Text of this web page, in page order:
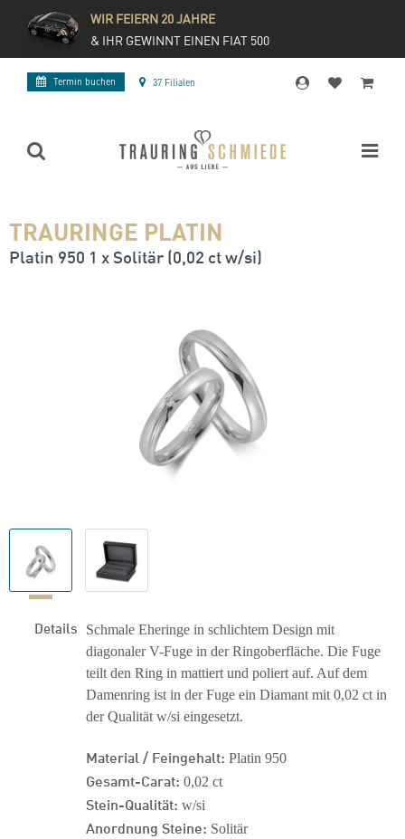
WIR FEIERN 20 JAHRE
& IHR GEWINNT EINEN FIAT 500
Termin buchen 37 Filialen
TRAURINGE PLATIN
Platin 950 1 x Solitär (0,02 ct w/si)
Details
Schmale Eheringe in schlichtem Design mit
diagonaler V-Fuge in der Ringoberfläche. Die Fuge
teilt den Ring in mattiert und poliert auf. Auf dem
Damenring ist in der Fuge ein Diamant mit 0,02 ct in
der Qualität w/si eingesetzt.
Material / Feingehalt: Platin 950
Gesamt-Carat: 0,02 ct
Stein-Qualität: w/si
Anordnung Steine: Solitär